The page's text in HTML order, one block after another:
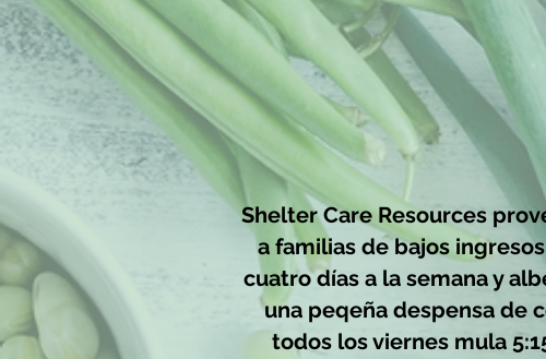
Shelter Care Resources
a familias de bajos
cuatro días a la semana y
una peqeña despensa de
todos los viernes mula